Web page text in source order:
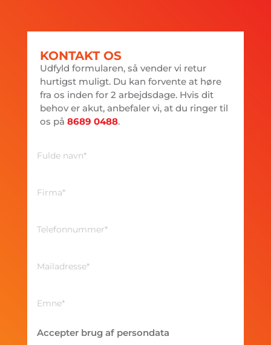
KONTAKT OS
Udfyld formularen, så vender vi retur
hurtigst muligt. Du kan forvente at høre
fra os inden for 2 arbejdsdage. Hvis dit
behov er akut, anbefaler vi, at du ringer til
os på 8689 0488.
Accepter brug af persondata